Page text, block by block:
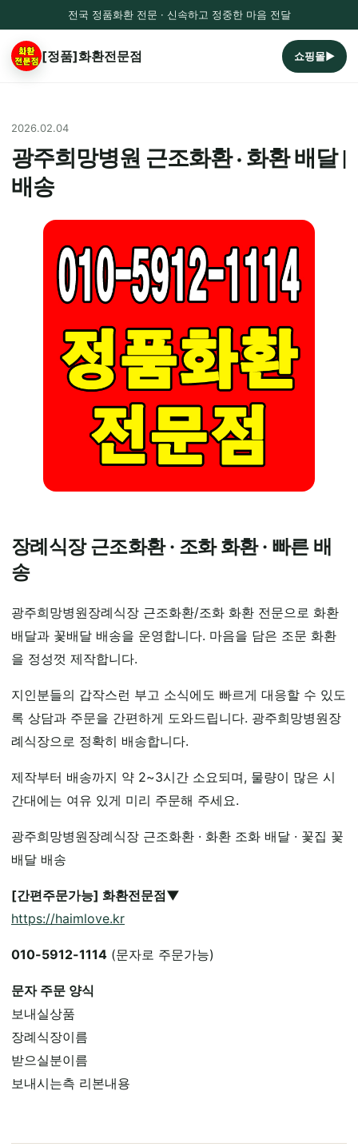
전국 정품화환 전문 · 신속하고 정중한 마음 전달
[정품]화환전문점 쇼핑몰▶
2026.02.04
광주희망병원 근조화환 · 화환 배달 |
배송
장례식장 근조화환 · 조화 화환 · 빠른 배
송
광주희망병원장례식장 근조화환/조화 화환 전문으로 화환
배달과 꽃배달 배송을 운영합니다. 마음을 담은 조문 화환
을 정성껏 제작합니다.
지인분들의 갑작스런 부고 소식에도 빠르게 대응할 수 있도
록 상담과 주문을 간편하게 도와드립니다. 광주희망병원장
례식장으로 정확히 배송합니다.
제작부터 배송까지 약 2~3시간 소요되며, 물량이 많은 시
간대에는 여유 있게 미리 주문해 주세요.
광주희망병원장례식장 근조화환 · 화환 조화 배달 · 꽃집 꽃
배달 배송
[간편주문가능] 화환전문점▼
https://haimlove.kr
010-5912-1114 (문자로 주문가능)
문자 주문 양식
보내실상품
장례식장이름
받으실분이름
보내시는측 리본내용